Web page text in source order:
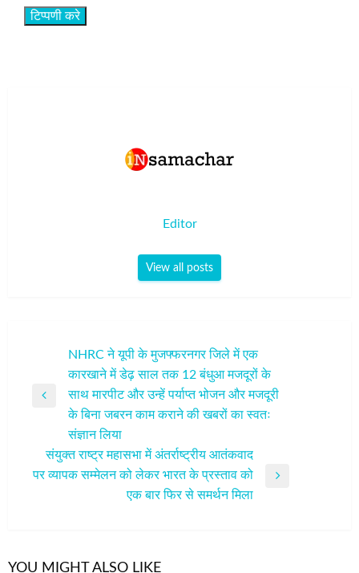
Editor
View all posts
नेविगेशन
NHRC ने यूपी के मुजफ्फरनगर जिले में एक
कारखाने में डेढ़ साल तक 12 बंधुआ मजदूरों के
साथ मारपीट और उन्हें पर्याप्त भोजन और मजदूरी
के बिना जबरन काम कराने की खबरों का स्वतः
संज्ञान लिया
संयुक्त राष्ट्र महासभा में अंतर्राष्ट्रीय आतंकवाद
पर व्यापक सम्मेलन को लेकर भारत के प्रस्ताव को
एक बार फिर से समर्थन मिला
YOU MIGHT ALSO LIKE